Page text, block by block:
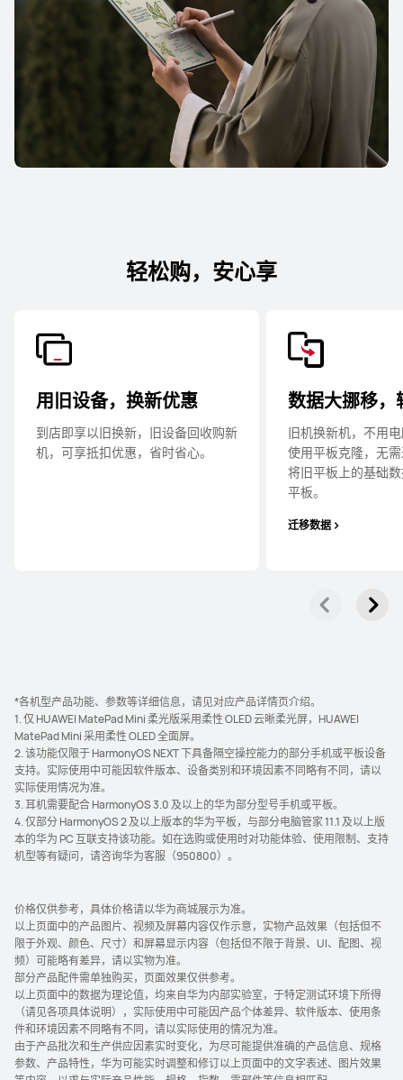
轻松购，安心享
用旧设备，换新优惠
到店即享以旧换新，旧设备回收购新
机，可享抵扣优惠，省时省⁠心。
数据大挪移，
旧机换新机，不用
使用平板克隆，无
将旧平板上的基础
平⁠板。
迁移数据
*各机型产品功能、参数等详细信息，请见对应产品详情页介绍。
1. 仅 HUAWEI MatePad Mini 柔光版采用柔性 OLED 云晰柔光屏，HUAWEI
MatePad Mini 采用柔性 OLED 全面⁠屏。
2. 该功能仅限于 HarmonyOS NEXT 下具备隔空操控能力的部分手机或平板设备
支持。实际使用中可能因软件版本、设备类别和环境因素不同略有不同，请以
实际使用情况为⁠⁠⁠⁠准。
3. 耳机需要配合 HarmonyOS 3.0 及以上的华为部分型号手机或平⁠⁠⁠⁠⁠⁠板⁠⁠。
4. 仅部分 HarmonyOS 2 及以上版本的华为平板，与部分电脑管家 11.1 及以上版
本的华为 PC 互联支持该功能。如在选购或使用时对功能体验、使用限制、支持
机型等有疑问，请咨询华为客服（⁠9⁠5⁠0⁠8⁠0⁠0⁠）⁠。
价格仅供参考，具体价格请以华为商城展示为准。
以上页面中的产品图片、视频及屏幕内容仅作示意，实物产品效果（包括但不
限于外观、颜色、尺寸）和屏幕显示内容（包括但不限于背景、UI、配图、视
频）可能略有差异，请以实物为准。
部分产品配件需单独购买，页面效果仅供参考。
以上页面中的数据为理论值，均来自华为内部实验室，于特定测试环境下所得
（请见各项具体说明），实际使用中可能因产品个体差异、软件版本、使用条
件和环境因素不同略有不同，请以实际使用的情况为准。
由于产品批次和生产供应因素实时变化，为尽可能提供准确的产品信息、规格
参数、产品特性，华为可能实时调整和修订以上页面中的文字表述、图片效果